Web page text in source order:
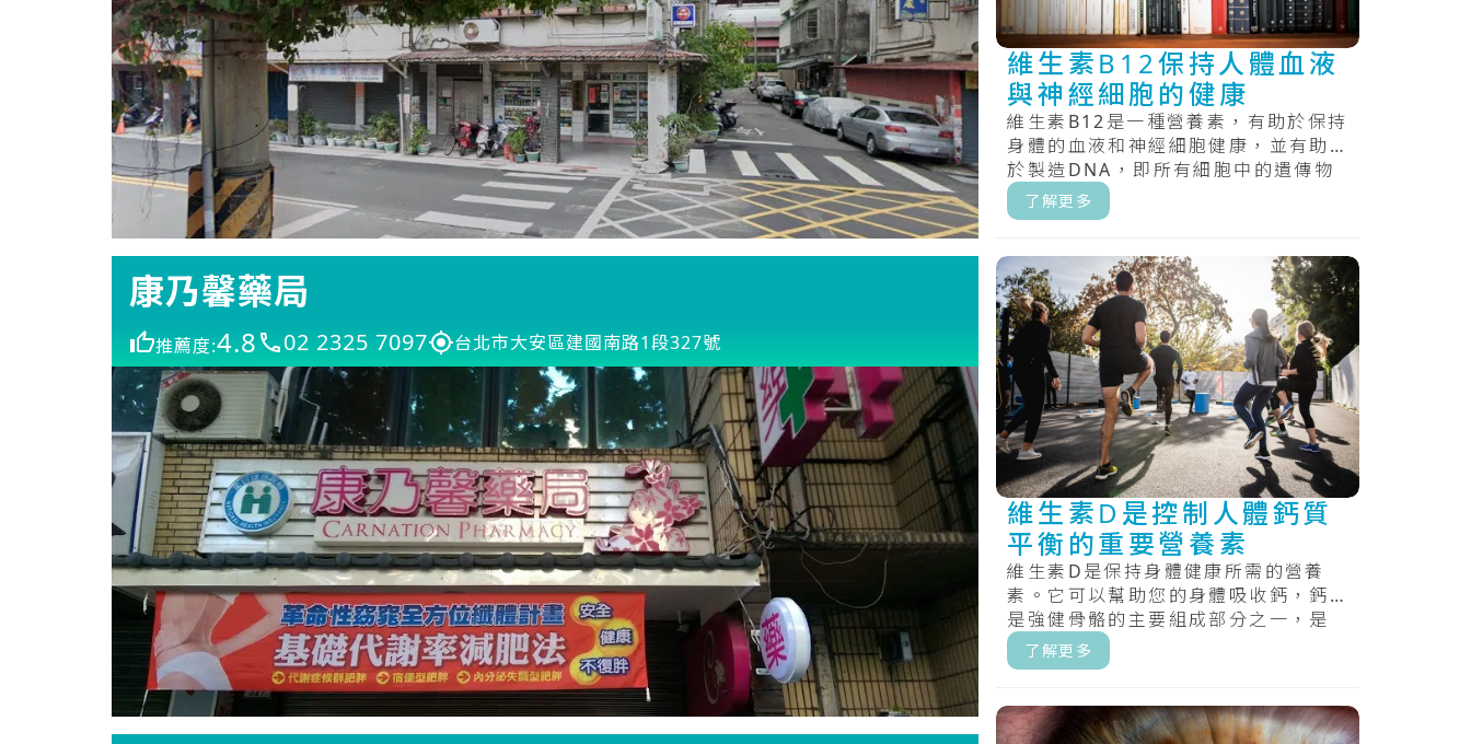
康乃馨藥局
推薦度:4.8 02 2325 7097 台北市大安區建國南路1段327號
維生素B12保持人體血液
與神經細胞的健康
維生素B12是一種營養素，有助於保持
身體的血液和神經細胞健康，並有助
於製造DNA，即所有細胞中的遺傳物
質，又被稱為「記憶力的維生素」，
具.....
了解更多
維生素D是控制人體鈣質
平衡的重要營養素
維生素D是保持身體健康所需的營養
素。它可以幫助您的身體吸收鈣，鈣
是強健骨骼的主要組成部分之一，是
唯一一種人體可以少量合成的維生
素。.....
了解更多